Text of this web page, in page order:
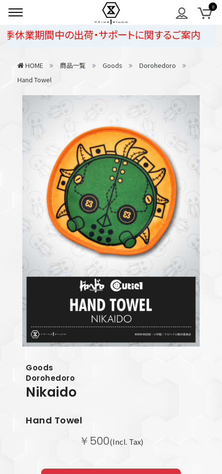
業期間中の出荷・サポートに関するご案内
HOME 商品一覧 Goods
Dorohedoro
Hand Towel
Goods
Dorohedoro
Nikaido
Hand Towel
￥500(Incl. Tax)